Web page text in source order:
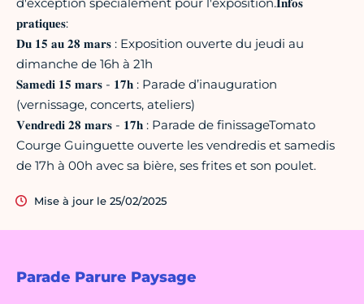
Parade Parure Paysage
d'exception spécialement pour l'exposition.𝐈𝐧𝐟𝐨𝐬
𝐩𝐫𝐚𝐭𝐢𝐪𝐮𝐞𝐬:
𝐃𝐮 𝟏𝟓 𝐚𝐮 𝟐𝟖 𝐦𝐚𝐫𝐬 : Exposition ouverte du jeudi au
dimanche de 16h à 21h
𝐒𝐚𝐦𝐞𝐝𝐢 𝟏𝟓 𝐦𝐚𝐫𝐬 - 𝟏𝟕𝐡 : Parade d’inauguration
(vernissage, concerts, ateliers)
𝐕𝐞𝐧𝐝𝐫𝐞𝐝𝐢 𝟐𝟖 𝐦𝐚𝐫𝐬 - 𝟏𝟕𝐡 : Parade de finissageTomato
Courge Guinguette ouverte les vendredis et samedis
de 17h à 00h avec sa bière, ses frites et son poulet.
Mise à jour le 25/02/2025